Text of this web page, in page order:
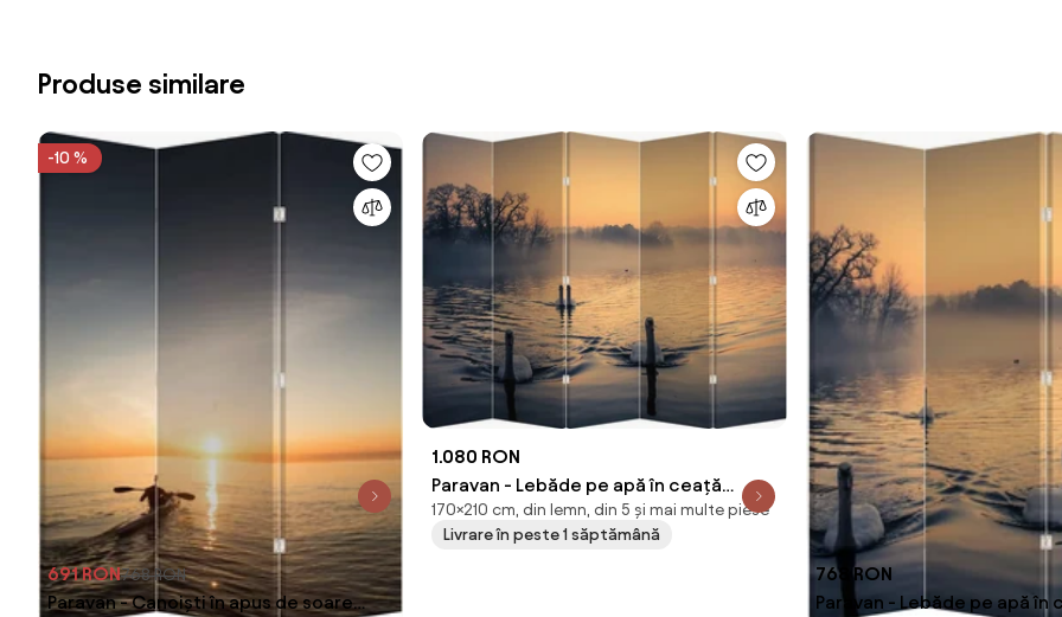
Produse similare
-10 %
691 RON768 RON
Paravan - Canoiști în apus de soare
1.080 RON
Paravan - Lebăde pe apă în ceață
(210x170 cm)
170×210 cm, din lemn, din 5 și mai multe piese
Livrare în peste 1 săptămână
768 RON
Paravan - Lebăde pe apă în